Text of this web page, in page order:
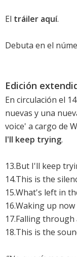
El tráiler aquí.
Debuta en el
Edición
En circulación el
nuevas y una
voice' a cargo de
I'll keep trying.
13.But I'll keep
14.This is the
15.What's left in
16.Waking up now
17.Falling
18.This is the